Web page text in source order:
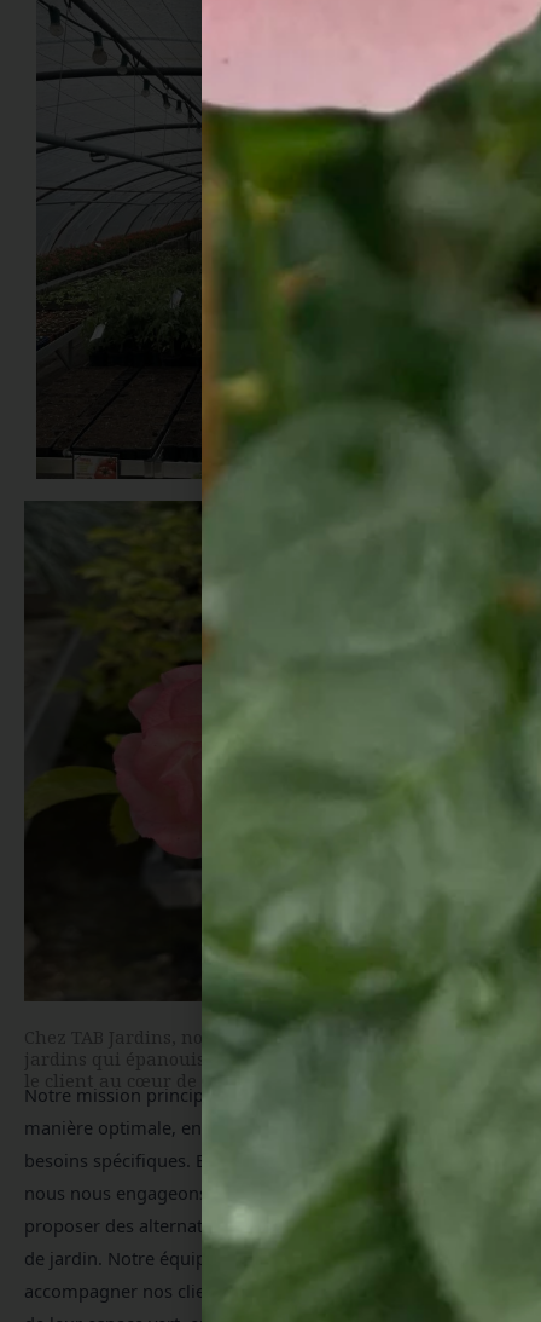
Chez TAB Jardins, nous sommes déterminés à créer des
jardins qui épanouissent et enchantent, tout en plaçant
le client au cœur de notre démarche.
Notre mission principale est de conseiller nos clients de
manière optimale, en comprenant et en répondant à leurs
besoins spécifiques. En tant que pépinière spécialisée,
nous nous engageons à offrir des solutions adaptées et à
proposer des alternatives innovantes pour chaque projet
de jardin. Notre équipe compétente est là pour
accompagner nos clients à chaque étape de la construction